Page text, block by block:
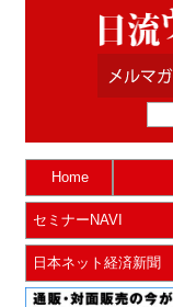
Home
セミナーNAVI
日本ネット経済新聞